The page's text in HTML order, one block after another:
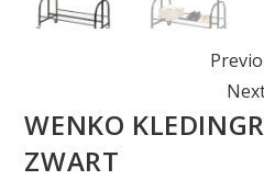
WENKO
ZWART